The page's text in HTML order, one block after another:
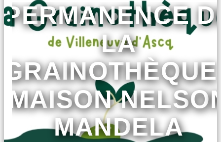
PERMANENCE
LA
MAISON
MANDELA